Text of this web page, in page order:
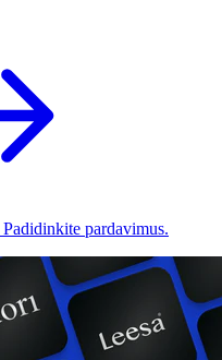
pardavimus.